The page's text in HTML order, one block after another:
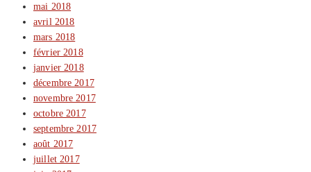
mai 2018
avril 2018
mars 2018
février 2018
janvier 2018
décembre 2017
novembre 2017
octobre 2017
septembre 2017
août 2017
juillet 2017